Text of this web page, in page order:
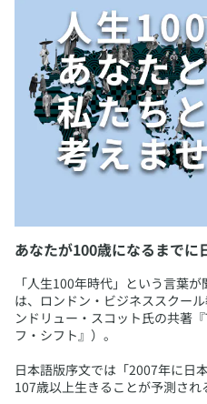
あなたが100歳になるまでに
「人生100年時代」という言葉
は、ロンドン・ビジネススクー
ンドリュー・スコット氏の共著
フ・シフト』）。
日本語版序文では「2007年に日
107歳以上生きることが予測され